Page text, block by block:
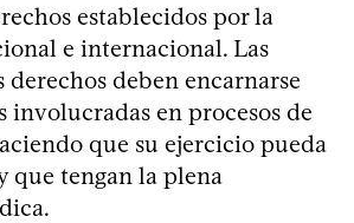
establecidos por la
e internacional. Las
derechos deben encarnarse
involucradas en procesos de
que su ejercicio pueda
que tengan la plena